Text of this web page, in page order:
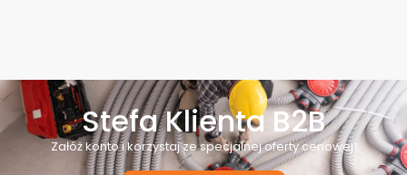
Stefa Klienta B2B
Załóż konto i korzystaj ze specjalnej oferty cenowej!